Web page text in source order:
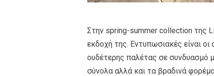
Στην spring-summer collection της
εκδοχή της. Εντυπωσιακές είναι
ουδέτερης παλέτας σε συνδυασμό
σύνολα αλλά και τα βραδινά